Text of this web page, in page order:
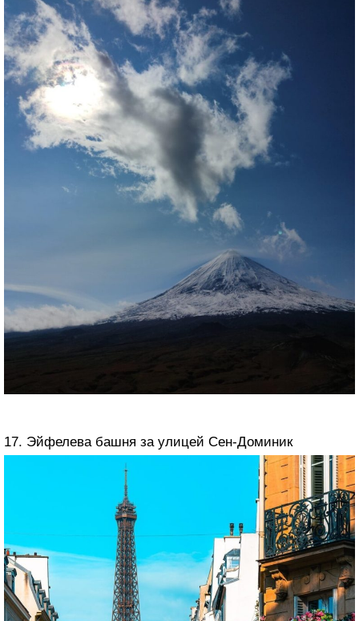
17. Эйфелева башня за улицей Сен-Доминик